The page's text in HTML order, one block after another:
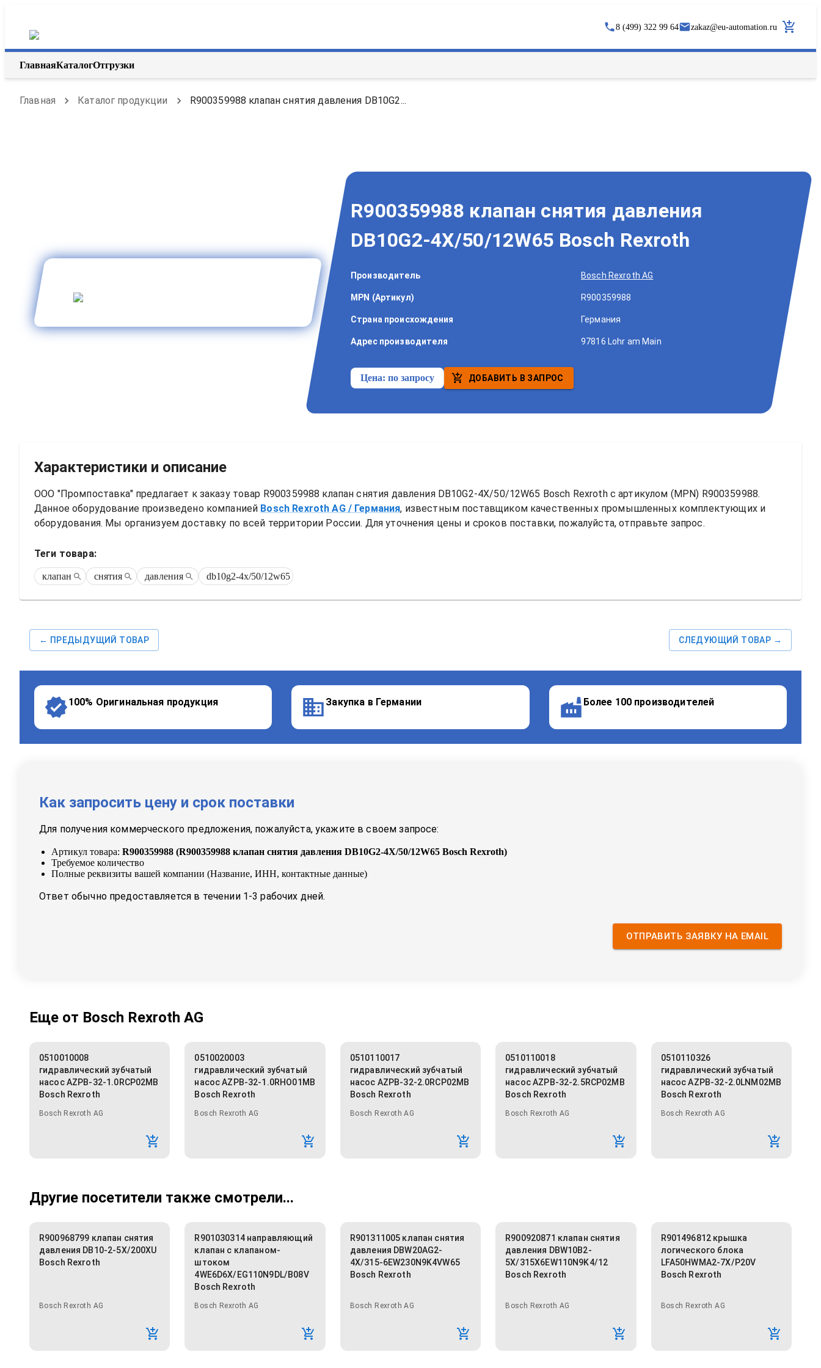
8 (499) 322 99 64 zakaz@eu-automation.ru
ГлавнаяКаталогОтгрузки
Главная Каталог продукции R900359988 клапан снятия давления DB10G2...
R900359988 клапан снятия давления
DB10G2-4X/50/12W65 Bosch Rexroth
Производитель Bosch Rexroth AG
MPN (Артикул) R900359988
Страна происхождения Германия
Адрес производителя 97816 Lohr am Main
Цена:по запросу ДОБАВИТЬ В ЗАПРОС
Характеристики и описание
ООО "Промпоставка" предлагает к заказу товар R900359988 клапан снятия давления DB10G2-4X/50/12W65 Bosch Rexroth с артикулом (MPN) R900359988.
Данное оборудование произведено компанией Bosch Rexroth AG / Германия, известным поставщиком качественных промышленных комплектующих и
оборудования. Мы организуем доставку по всей территории России. Для уточнения цены и сроков поставки, пожалуйста, отправьте запрос.
Теги товара:
клапан снятия давления db10g2-4x/50/12w65
← ПРЕДЫДУЩИЙ ТОВАР СЛЕДУЮЩИЙ ТОВАР →
100% Оригинальная продукция Закупка в Германии Более 100 производителей
Как запросить цену и срок поставки
Для получения коммерческого предложения, пожалуйста, укажите в своем запросе:
Артикул товара: R900359988 (R900359988 клапан снятия давления DB10G2-4X/50/12W65 Bosch Rexroth)
Требуемое количество
Полные реквизиты вашей компании (Название, ИНН, контактные данные)
Ответ обычно предоставляется в течении 1-3 рабочих дней.
ОТПРАВИТЬ ЗАЯВКУ НА EMAIL
Еще от Bosch Rexroth AG
0510010008
гидравлический зубчатый
насос AZPB-32-1.0RCP02MB
Bosch Rexroth
Bosch Rexroth AG
0510020003
гидравлический зубчатый
насос AZPB-32-1.0RHO01MB
Bosch Rexroth
Bosch Rexroth AG
0510110017
гидравлический зубчатый
насос AZPB-32-2.0RCP02MB
Bosch Rexroth
Bosch Rexroth AG
0510110018
гидравлический зубчатый
насос AZPB-32-2.5RCP02MB
Bosch Rexroth
Bosch Rexroth AG
0510110326
гидравлический зубчатый
насос AZPB-32-2.0LNM02MB
Bosch Rexroth
Bosch Rexroth AG
Другие посетители также смотрели...
R900968799 клапан снятия
давления DB10-2-5X/200XU
Bosch Rexroth
Bosch Rexroth AG
R901030314 направляющий
клапан с клапаном-
штоком
4WE6D6X/EG110N9DL/B08V
Bosch Rexroth
Bosch Rexroth AG
R901311005 клапан снятия
давления DBW20AG2-
4X/315-6EW230N9K4VW65
Bosch Rexroth
Bosch Rexroth AG
R900920871 клапан снятия
давления DBW10B2-
5X/315X6EW110N9K4/12
Bosch Rexroth
Bosch Rexroth AG
R901496812 крышка
логического блока
LFA50HWMA2-7X/P20V
Bosch Rexroth
Bosch Rexroth AG